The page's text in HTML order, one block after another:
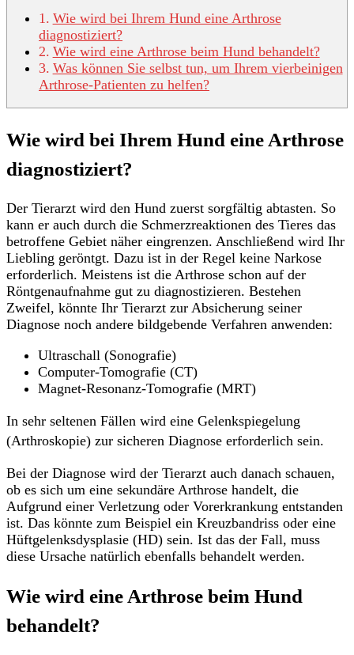
Wie wird bei Ihrem Hund eine Arthrose
diagnostiziert?
Wie wird eine Arthrose beim Hund behandelt?
Was können Sie selbst tun, um Ihrem vierbeinigen
Arthrose-Patienten zu helfen?
Wie wird bei Ihrem Hund eine Arthrose
diagnostiziert?
Der Tierarzt wird den Hund zuerst sorgfältig abtasten. So
kann er auch durch die Schmerzreaktionen des Tieres das
betroffene Gebiet näher eingrenzen. Anschließend wird Ihr
Liebling geröntgt. Dazu ist in der Regel keine Narkose
erforderlich. Meistens ist die Arthrose schon auf der
Röntgenaufnahme gut zu diagnostizieren. Bestehen
Zweifel, könnte Ihr Tierarzt zur Absicherung seiner
Diagnose noch andere bildgebende Verfahren anwenden:
Ultraschall (Sonografie)
Computer-Tomografie (CT)
Magnet-Resonanz-Tomografie (MRT)
In sehr seltenen Fällen wird eine Gelenkspiegelung
(Arthroskopie) zur sicheren Diagnose erforderlich sein.
Bei der Diagnose wird der Tierarzt auch danach schauen,
ob es sich um eine sekundäre Arthrose handelt, die
Aufgrund einer Verletzung oder Vorerkrankung entstanden
ist. Das könnte zum Beispiel ein Kreuzbandriss oder eine
Hüftgelenksdysplasie (HD) sein. Ist das der Fall, muss
diese Ursache natürlich ebenfalls behandelt werden.
Wie wird eine Arthrose beim Hund
behandelt?